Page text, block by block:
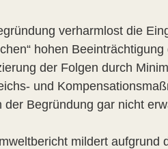
verharmlost die
hohen
der Folgen durch
und
der Begründung gar nicht
mildert aufgrund